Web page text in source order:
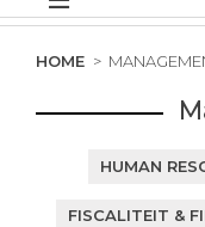
HOME
HUMAN
FISCALITEIT &